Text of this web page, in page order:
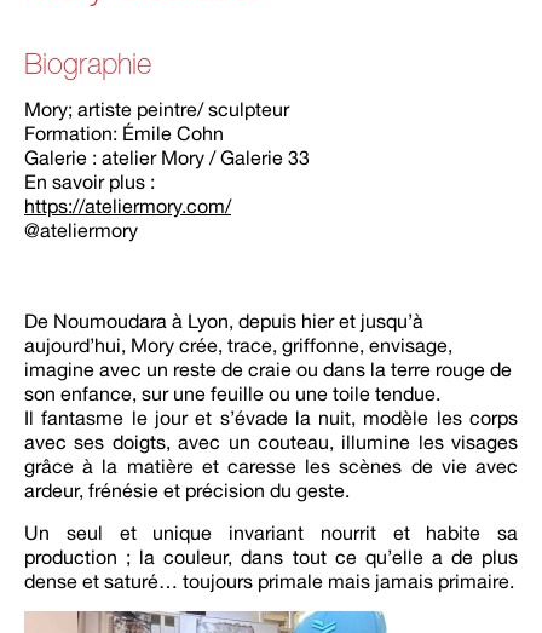
Biographie
Mory; artiste peintre/ sculpteur
Formation: Émile Cohn
Galerie : atelier Mory / Galerie 33
En savoir plus :
https://ateliermory.com/
@ateliermory
De Noumoudara à Lyon, depuis hier et jusqu’à
aujourd’hui, Mory crée, trace, griffonne, envisage,
imagine avec un reste de craie ou dans la terre rouge de
son enfance, sur une feuille ou une toile tendue.
Il fantasme le jour et s’évade la nuit, modèle les corps
avec ses doigts, avec un couteau, illumine les visages
grâce à la matière et caresse les scènes de vie avec
ardeur, frénésie et précision du geste.
Un seul et unique invariant nourrit et habite sa
production ; la couleur, dans tout ce qu’elle a de plus
dense et saturé… toujours primale mais jamais primaire.